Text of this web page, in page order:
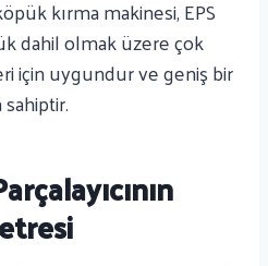
kırma makinesi, EPS
dahil olmak üzere çok
için uygundur ve geniş bir